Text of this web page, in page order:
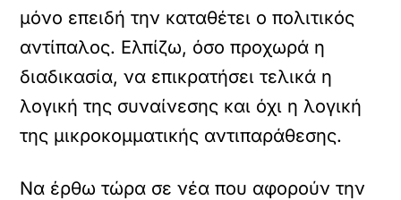
μόνο επειδή την καταθέτει ο πολιτικός
αντίπαλος. Ελπίζω, όσο προχωρά η
διαδικασία, να επικρατήσει τελικά η
λογική της συναίνεσης και όχι η λογική
της μικροκομματικής αντιπαράθεσης.
Να έρθω τώρα σε νέα που αφορούν την